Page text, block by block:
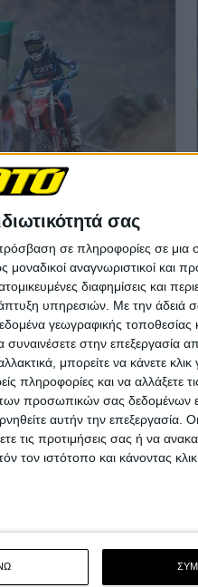
σας
σε πληροφορίες σε
αναγνωριστικοί και
διαφημίσεις και
υπηρεσιών. Με την άδειά
γεωγραφικής τοποθεσίας
στην επεξεργασία
μπορείτε να κάνετε κλικ
πληροφορίες και να αλλάξετε
προσωπικών σας δεδομένων
αυτήν την επεξεργασία.
τις προτιμήσεις σας ή να
τον ιστότοπο και κάνοντας